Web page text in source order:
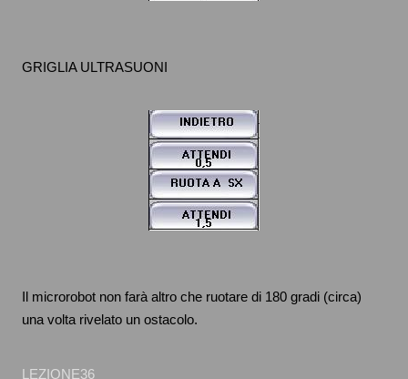
GRIGLIA ULTRASUONI
Il microrobot non farà altro che ruotare di 180 gradi (circa)
una volta rivelato un ostacolo.
LEZIONE36